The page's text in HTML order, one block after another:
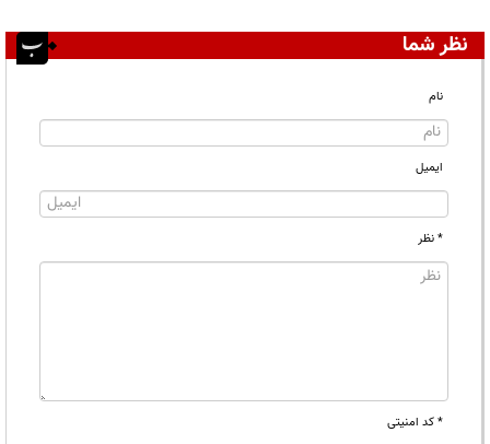
نظر شما
نام
ایمیل
* نظر
* کد امنیتی